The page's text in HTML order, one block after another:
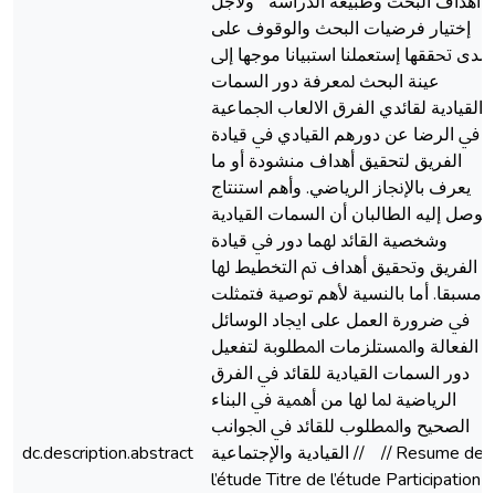
dc.description.abstract
إﺧﺘﻴﺎر ﻓﺮﺿﻴﺎت اﻟﺒﺤﺚ واﻟﻮﻗﻮف ﻋﻠﻰ
ﻣﺪى ﲢﻘﻘﻬﺎ إﺳﺘﻌﻤﻠﻨﺎ اﺳﺘﺒﻴﺎﻧﺎ ﻣﻮﺟﻬﺎ إﱃ
ﻋﻴﻨﺔ اﻟﺒﺤﺚ ﳌﻌﺮﻓﺔ دور اﻟﺴﻤﺎت
اﻟﻘﻴﺎدﻳﺔ ﻟﻘﺎﺋﺪي اﻟﻔﺮق اﻻﻟﻌﺎب اﳉﻤﺎﻋﻴﺔ
ﰲ اﻟﺮﺿﺎ ﻋﻦ دورﻫﻢ اﻟﻘﻴﺎدي ﰲ ﻗﻴﺎدة
اﻟﻔﺮﻳﻖ ﻟﺘﺤﻘﻴﻖ أﻫﺪاف ﻣﻨﺸﻮدة أو ﻣﺎ
ﻳﻌﺮف ﺑﺎﻹﳒﺎز اﻟﺮﻳﺎﺿﻲ. وأﻫﻢ اﺳﺘﻨﺘﺎج
ﺗﻮﺻﻞ إﻟﻴﻪ اﻟﻄﺎﻟﺒﺎن أن اﻟﺴﻤﺎت اﻟﻘﻴﺎدﻳﺔ
وﺷﺨﺼﻴﺔ اﻟﻘﺎﺋﺪ ﳍﻤﺎ دور ﰲ ﻗﻴﺎدة
اﻟﻔﺮﻳﻖ وﲢﻘﻴﻖ أﻫﺪاف ﰎ اﻟﺘﺨﻄﻴﻂ ﳍﺎ
ﻣﺴﺒﻘﺎ. أﻣﺎ ﺑﺎﻟﻨﺴﻴﺔ ﻷﻫﻢ ﺗﻮﺻﻴﺔ ﻓﺘﻤﺜﻠﺖ
ﰲ ﺿﺮورة اﻟﻌﻤﻞ ﻋﻠﻰ اﳚﺎد اﻟﻮﺳﺎﺋﻞ
اﻟﻔﻌﺎﻟﺔ واﳌﺴﺘﻠﺰﻣﺎت اﳌﻄﻠﻮﺑﺔ ﻟﺘﻔﻌﻴﻞ
دور اﻟﺴﻤﺎت اﻟﻘﻴﺎدﻳﺔ ﻟﻠﻘﺎﺋﺪ ﰲ اﻟﻔﺮق
اﻟﺮﻳﺎﺿﻴﺔ ﳌﺎ ﳍﺎ ﻣﻦ أﳘﻴﺔ ﰲ اﻟﺒﻨﺎء
اﻟﺼﺤﻴﺢ واﳌﻄﻠﻮب ﻟﻠﻘﺎﺋﺪ ﰲ اﳉﻮاﻧﺐ
اﻟﻘﻴﺎدﻳﺔ واﻹﺟﺘﻤﺎﻋﻴﺔ // // Resume de
l’étude Titre de l’étude Participation